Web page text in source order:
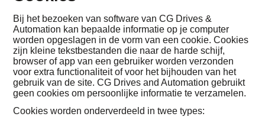
Bij het bezoeken van software van CG Drives &
Automation kan bepaalde informatie op je computer
worden opgeslagen in de vorm van een cookie. Cookies
zijn kleine tekstbestanden die naar de harde schijf,
browser of app van een gebruiker worden verzonden
voor extra functionaliteit of voor het bijhouden van het
gebruik van de site. CG Drives and Automation gebruikt
geen cookies om persoonlijke informatie te verzamelen.
Cookies worden onderverdeeld in twee types: